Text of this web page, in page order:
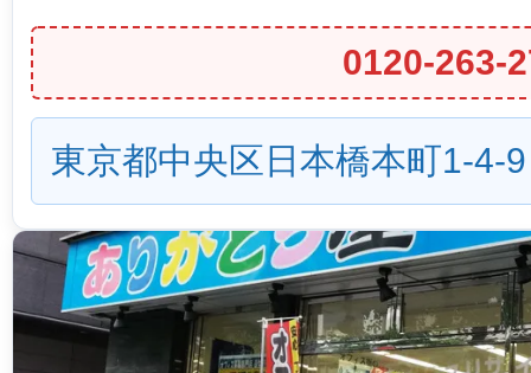
0120-263-
東京都中央区日本橋本町1-4-9